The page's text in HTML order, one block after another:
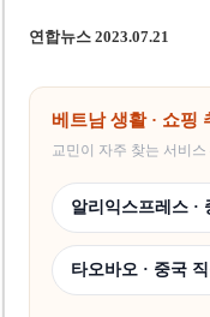
연합뉴스 2023.07.21
베트남 생활 · 쇼핑
교민이 자주 찾는 서비
알리익스프레스 ·
타오바오 · 중국 직